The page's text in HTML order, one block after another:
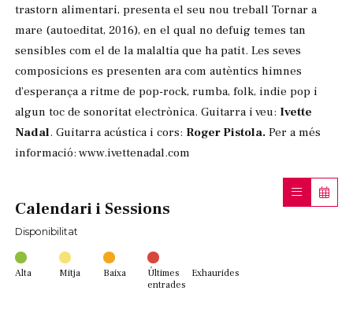
trastorn alimentari, presenta el seu nou treball Tornar a
mare (autoeditat, 2016), en el qual no defuig temes tan
sensibles com el de la malaltia que ha patit. Les seves
composicions es presenten ara com autèntics himnes
d’esperança a ritme de pop-rock, rumba, folk, indie pop i
algun toc de sonoritat electrònica. Guitarra i veu: Ivette
Nadal. Guitarra acústica i cors: Roger Pistola. Per a més
informació: www.ivettenadal.com
Calendari i Sessions
Disponibilitat
Alta Mitja Baixa
Últimes
entrades
Exhaurides